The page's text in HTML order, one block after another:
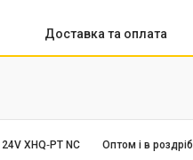
Доставка та оплата
Оптом і в роздріб
24V XHQ‑PT NC